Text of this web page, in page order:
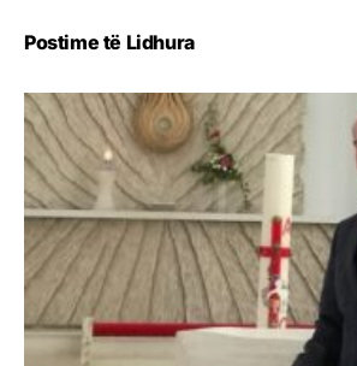
Postime të Lidhura